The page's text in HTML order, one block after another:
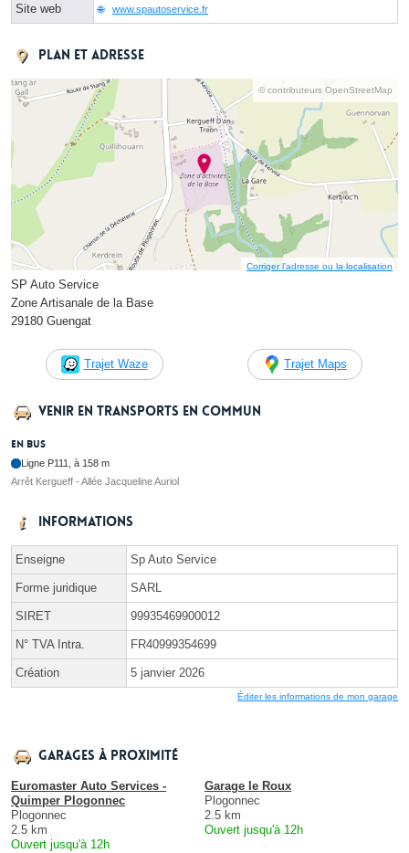
Site web www.spautoservice.fr
Plan et adresse
© contributeurs OpenStreetMap
Corriger l’adresse ou la localisation
SP Auto Service
Zone Artisanale de la Base
29180 Guengat
Trajet Waze Trajet Maps
Venir en transports en commun
En bus
Ligne P111, à 158 m
Arrêt Kergueff - Allée Jacqueline Auriol
Informations
Enseigne Sp Auto Service
Forme juridique SARL
SIRET 99935469900012
N° TVA Intra. FR40999354699
Création 5 janvier 2026
Éditer les informations de mon garage
Garages à proximité
Euromaster Auto Services -
Quimper Plogonnec
Plogonnec
2.5 km
Ouvert jusqu'à 12h
Garage le Roux
Plogonnec
2.5 km
Ouvert jusqu'à 12h